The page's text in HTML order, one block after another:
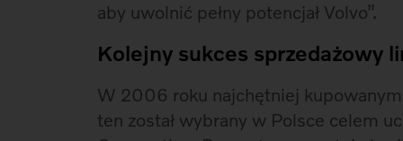
aby uwolnić pełny potencjał Volvo”.
Kolejny sukces sprzedażowy
W 2006 roku najchętniej
ten został wybrany w Polsce celem